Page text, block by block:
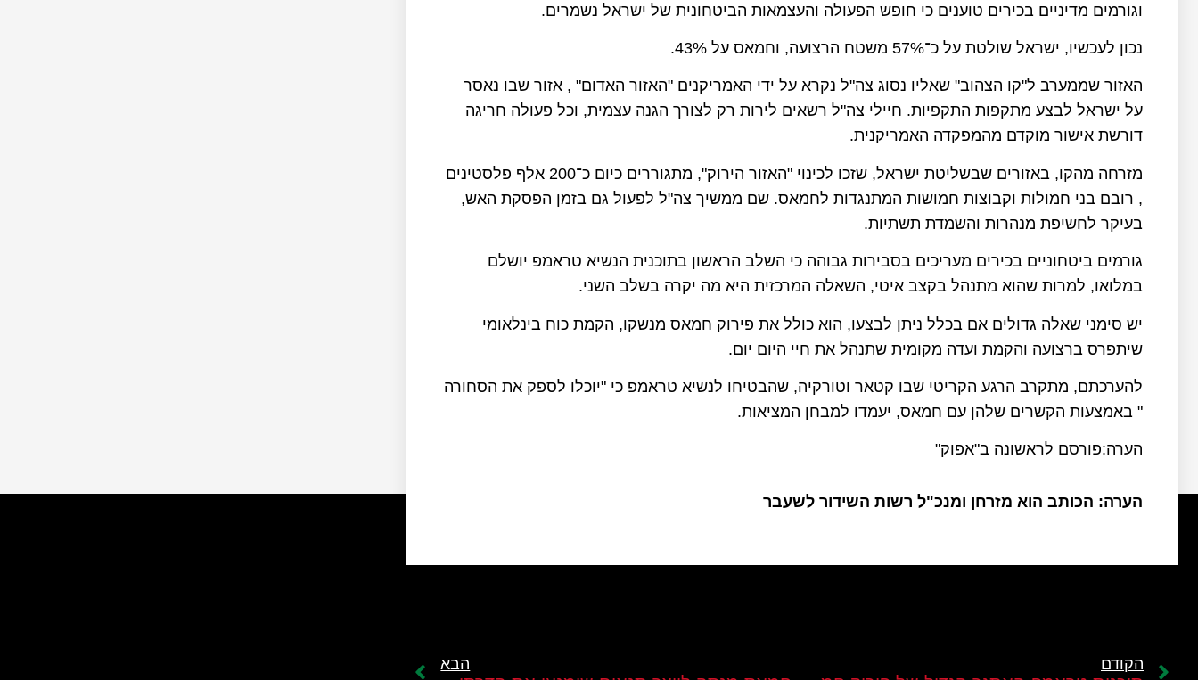
וגורמים מדיניים בכירים טוענים כי חופש הפעולה והעצמאות הביטחונית של ישראל נשמרים.
נכון לעכשיו, ישראל שולטת על כ־57% משטח הרצועה, וחמאס על 43%.
האזור שממערב ל"קו הצהוב" שאליו נסוג צה"ל נקרא על ידי האמריקנים "האזור האדום" , אזור שבו נאסר
על ישראל לבצע מתקפות התקפיות. חיילי צה"ל רשאים לירות רק לצורך הגנה עצמית, וכל פעולה חריגה
דורשת אישור מוקדם מהמפקדה האמריקנית.
מזרחה מהקו, באזורים שבשליטת ישראל, שזכו לכינוי "האזור הירוק", מתגוררים כיום כ־200 אלף פלסטינים
, רובם בני חמולות וקבוצות חמושות המתנגדות לחמאס. שם ממשיך צה"ל לפעול גם בזמן הפסקת האש,
בעיקר לחשיפת מנהרות והשמדת תשתיות.
גורמים ביטחוניים בכירים מעריכים בסבירות גבוהה כי השלב הראשון בתוכנית הנשיא טראמפ יושלם
במלואו, למרות שהוא מתנהל בקצב איטי, השאלה המרכזית היא מה יקרה בשלב השני.
יש סימני שאלה גדולים אם בכלל ניתן לבצעו, הוא כולל את פירוק חמאס מנשקו, הקמת כוח בינלאומי
שיתפרס ברצועה והקמת ועדה מקומית שתנהל את חיי היום יום.
להערכתם, מתקרב הרגע הקריטי שבו קטאר וטורקיה, שהבטיחו לנשיא טראמפ כי "יוכלו לספק את הסחורה
" באמצעות הקשרים שלהן עם חמאס, יעמדו למבחן המציאות.
הערה:פורסם לראשונה ב"אפוק"
הערה: הכותב הוא מזרחן ומנכ"ל רשות השידור לשעבר
הקודם הבא